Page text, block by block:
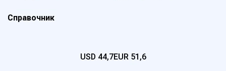
Справочник
USD 44,7EUR 51,6